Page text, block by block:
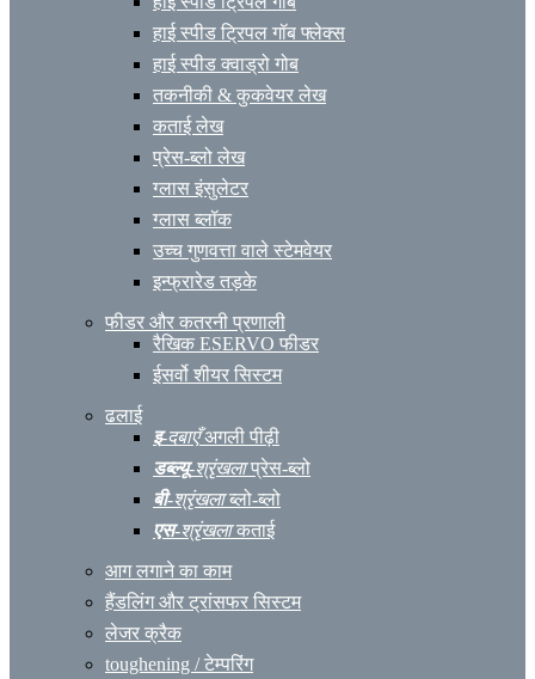
हाई स्पीड ट्रिपल गॉब फ्लेक्स
हाई स्पीड क्वाड्रो गोब
तकनीकी & कुकवेयर लेख
कताई लेख
प्रेस-ब्लो लेख
ग्लास इंसुलेटर
ग्लास ब्लॉक
उच्च गुणवत्ता वाले स्टेमवेयर
इन्फ्रारेड तड़के
फीडर और कतरनी प्रणाली
रैखिक ESERVO फीडर
ईसर्वो शीयर सिस्टम
ढलाई
इ-दबाएँअगली पीढ़ी
डब्ल्यू-श्रृंखलाप्रेस-ब्लो
बी-श्रृंखलाब्लो-ब्लो
एस-श्रृंखलाकताई
आग लगाने का काम
हैंडलिंग और ट्रांसफर सिस्टम
लेजर क्रैक
toughening / टेम्परिंग